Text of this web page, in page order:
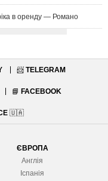
в оренду — Романо
📨 TELEGRAM
📘 FACEBOOK
🇺🇦
ЄВРОПА
Англія
Іспанія